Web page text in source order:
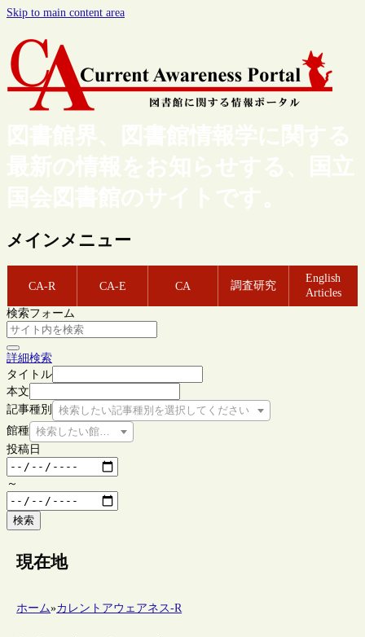
Skip to main content area
図書館界、図書館情報学に関する
最新の情報をお知らせする、国立
国会図書館のサイトです。
メインメニュー
CA-R CA-E CA 調査研究
English
Articles
検索フォーム
詳細検索
タイトル
本文
記事種別
検索したい記事種別を選択してください
館種 検索したい館種を選択してください
投稿日
～
検索
現在地
ホーム»カレントアウェアネス-R